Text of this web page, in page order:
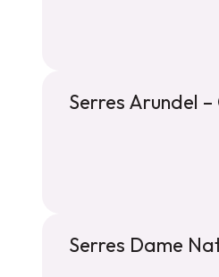
Serres Arundel
Serres Dame